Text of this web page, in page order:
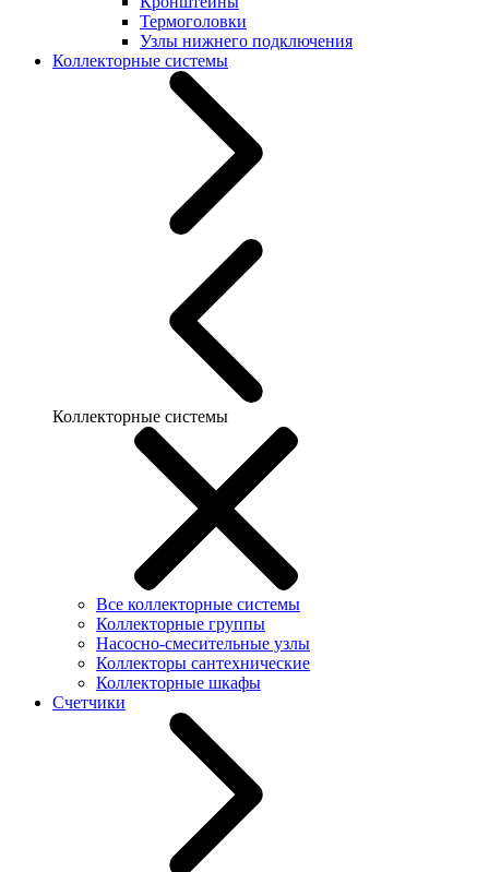
Термоголовки
Узлы нижнего подключения
Коллекторные системы
Коллекторные системы
Все коллекторные системы
Коллекторные группы
Насосно-смесительные узлы
Коллекторы сантехнические
Коллекторные шкафы
Счетчики